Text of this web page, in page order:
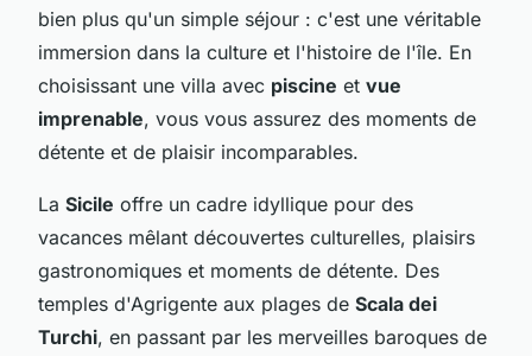
bien plus qu'un simple séjour : c'est une véritable
immersion dans la culture et l'histoire de l'île. En
choisissant une villa avec piscine et vue
imprenable, vous vous assurez des moments de
détente et de plaisir incomparables.
La Sicile offre un cadre idyllique pour des
vacances mêlant découvertes culturelles, plaisirs
gastronomiques et moments de détente. Des
temples d'Agrigente aux plages de Scala dei
Turchi, en passant par les merveilles baroques de